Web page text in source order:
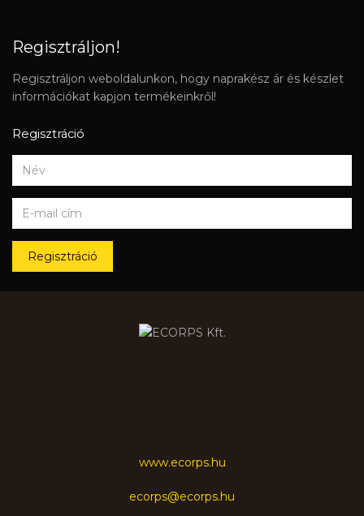
Regisztráljon!
Regisztráljon weboldalunkon, hogy naprakész ár és készlet
információkat kapjon termékeinkről!
Regisztráció
Regisztráció
www.ecorps.hu
ecorps@ecorps.hu